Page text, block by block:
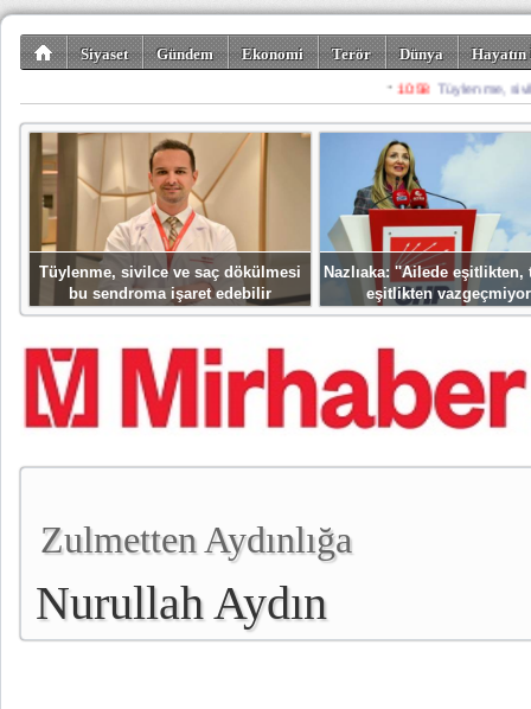
Siyaset Gündem Ekonomi Terör Dünya
Spor Misafir
Tüylenme, sivilce ve saç dökülmesi
bu sendroma işaret edebilir
Nazlıaka: ''Ailede eşitlikten,
eşitlikten
Zulmetten Aydınlığa
Nurullah Aydın